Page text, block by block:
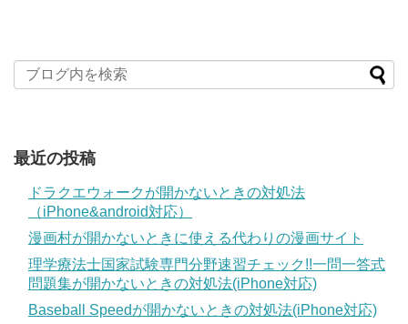
最近の投稿
ドラクエウォークが開かないときの対処法
（iPhone&android対応）
漫画村が開かないときに使える代わりの漫画サイト
理学療法士国家試験専門分野速習チェック!!一問一答式
問題集が開かないときの対処法(iPhone対応)
Baseball Speedが開かないときの対処法(iPhone対応)